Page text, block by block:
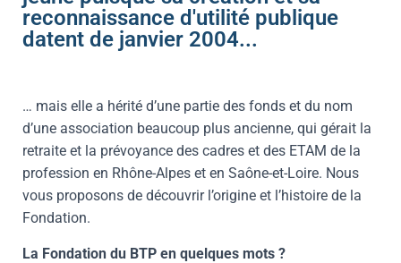
reconnaissance d'utilité publique
datent de janvier 2004...
… mais elle a hérité d’une partie des fonds et du nom
d’une association beaucoup plus ancienne, qui gérait la
retraite et la prévoyance des cadres et des ETAM de la
profession en Rhône-Alpes et en Saône-et-Loire. Nous
vous proposons de découvrir l’origine et l’histoire de la
Fondation.
La Fondation du BTP en quelques mots ?